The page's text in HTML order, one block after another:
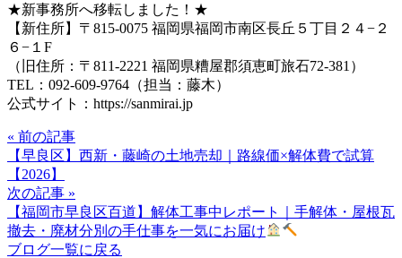
★新事務所へ移転しました！★
【新住所】〒815-0075 福岡県福岡市南区長丘５丁目２４−２
６−１F
（旧住所：〒811-2221 福岡県糟屋郡須恵町旅石72-381）
TEL：092-609-9764（担当：藤木）
公式サイト：https://sanmirai.jp
« 前の記事
【早良区】西新・藤崎の土地売却｜路線価×解体費で試算
【2026】
次の記事 »
【福岡市早良区百道】解体工事中レポート｜手解体・屋根瓦
撤去・廃材分別の手仕事を一気にお届け
ブログ一覧に戻る